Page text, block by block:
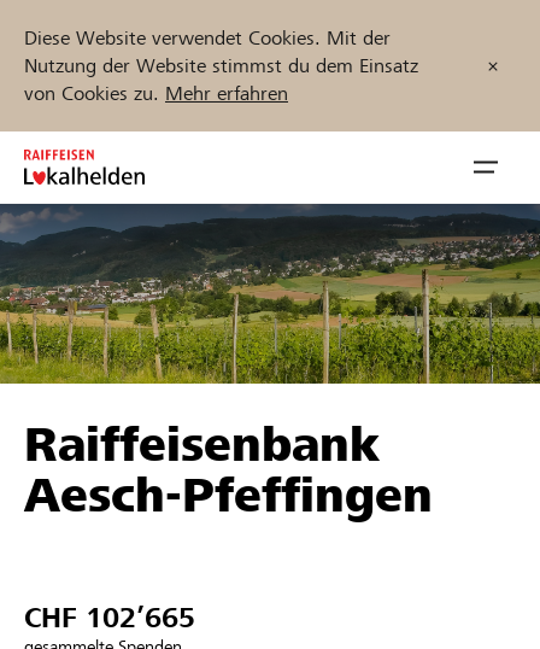
Diese Website verwendet Cookies. Mit der
Nutzung der Website stimmst du dem Einsatz
von Cookies zu. Mehr erfahren
Zum
Inhalt
springen
öffnen
Unterstützen
Hilfe & Support
Projekte und Organisationen finden
Jetzt starten
Raiffeisenbank
Aesch-Pfeffingen
CHF 102’665